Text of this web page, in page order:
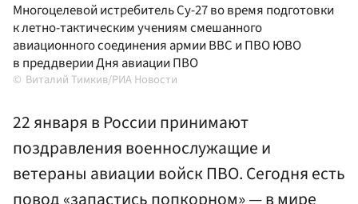
Многоцелевой истребитель Су-27 во время подготовки
к летно-тактическим учениям смешанного
авиационного соединения армии ВВС и ПВО ЮВО
в преддверии Дня авиации ПВО
Виталий Тимкив/РИА Новости
22 января в России принимают
поздравления военнослужащие и
ветераны авиации войск ПВО. Сегодня есть